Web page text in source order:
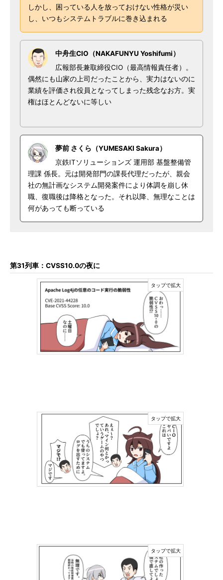
しかし、困っている人を放っておけない性格が災い
し、いつもシステムトラブルに巻き込まれる
中舟生CIO（NAKAFUNYU Yoshifumi）
広報部長兼取締役CIO（最高情報責任者）。
偶然にも山家の上司だったことから、実力はないのに
業績を評価され役員となってしまった残念なお方。実
権はほとんどないに等しい
夢前 さくら（YUMESAKI Sakura）
京鉄ITソリューションズ 運用部 基盤整備管
理課 係長。元は開発部門の課長代理だったが、親会
社の無計画なシステム開発案件により体調を崩し休
職、復職後は降格となった。それ以降、無理なことは
何があっても断っている
第31列車：CVSS10.0の夜に